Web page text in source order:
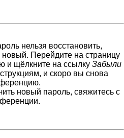
нельзя восстановить,
новый. Перейдите на страницу
и щёлкните на ссылку Забыли
и скоро вы снова
новый пароль, свяжитесь с